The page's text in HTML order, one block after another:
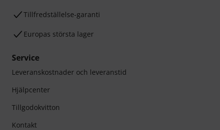
Tillfredställelse-garanti
Europas största lager
Service
Leveranskostnader och leveranstid
Hjälpcenter
Tillgodokvitton
Kontakt